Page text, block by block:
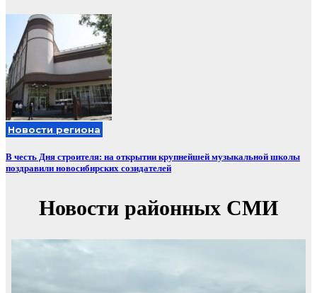
Новости региона
В честь Дня строителя: на открытии крупнейшей музыкальной школы
поздравили новосибирских созидателей